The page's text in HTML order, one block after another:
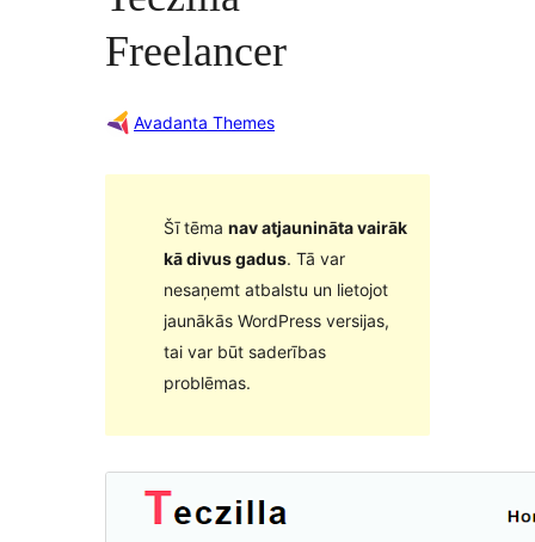
Freelancer
Avadanta Themes
Šī tēma nav atjaunināta vairāk
kā divus gadus. Tā var
nesaņemt atbalstu un lietojot
jaunākās WordPress versijas,
tai var būt saderības
problēmas.